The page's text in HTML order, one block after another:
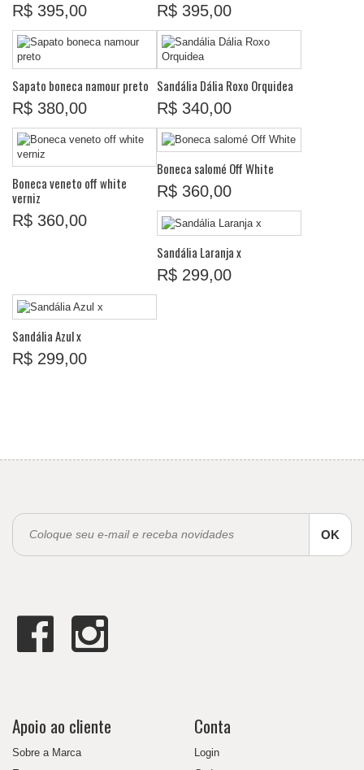
R$ 395,00
R$ 395,00
Sapato boneca namour preto
R$ 380,00
Sandália Dália Roxo Orquidea
R$ 340,00
Boneca veneto off white
verniz
R$ 360,00
Boneca salomé Off White
R$ 360,00
Sandália Laranja x
R$ 299,00
Sandália Azul x
R$ 299,00
OK
Apoio ao cliente
Sobre a Marca
Conta
Login